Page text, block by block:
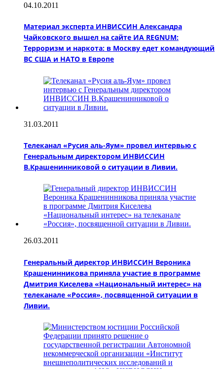
04.10.2011
Материал эксперта ИНВИССИН Александра
Чайковского вышел на сайте ИА REGNUM:
Терроризм и наркота: в Москву едет командующий
ВС США и НАТО в Европе
31.03.2011
Телеканал «Русия аль-Яум» провел интервью с
Генеральным директором ИНВИССИН
В.Крашенинниковой о ситуации в Ливии.
26.03.2011
Генеральный директор ИНВИССИН Вероника
Крашенинникова приняла участие в программе
Дмитрия Киселева «Национальный интерес» на
телеканале «Россия», посвященной ситуации в
Ливии.